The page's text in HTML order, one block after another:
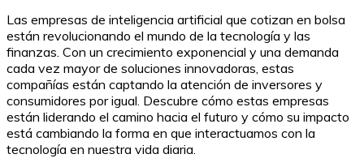
Las empresas de inteligencia artificial que cotizan en bolsa
están revolucionando el mundo de la tecnología y las
finanzas. Con un crecimiento exponencial y una demanda
cada vez mayor de soluciones innovadoras, estas
compañías están captando la atención de inversores y
consumidores por igual. Descubre cómo estas empresas
están liderando el camino hacia el futuro y cómo su impacto
está cambiando la forma en que interactuamos con la
tecnología en nuestra vida diaria.